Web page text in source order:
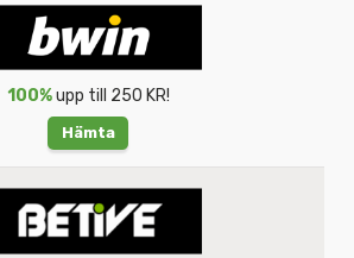
100%upp till 250 KR!
Hämta